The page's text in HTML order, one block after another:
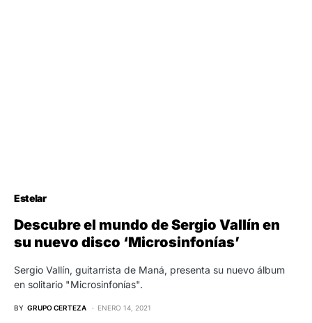
Estelar
Descubre el mundo de Sergio Vallín en
su nuevo disco ‘Microsinfonías’
Sergio Vallín, guitarrista de Maná, presenta su nuevo álbum
en solitario "Microsinfonías".
BY GRUPO CERTEZA ENERO 14, 2021